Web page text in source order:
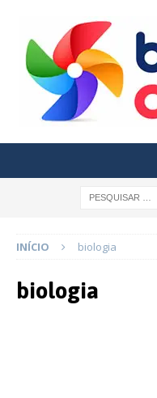
INÍCIO biologia
biologia